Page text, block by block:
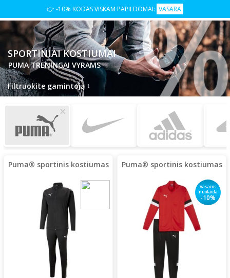
👉 -10% KODAS VISKAM PAPILDOMAI: VASARA
Filtruokite gamintoją ↓
SPORTINIAI KOSTIUMAI
PUMA TRENINGAI VYRAMS
×
Puma® sportinis kostiumas Puma® sportinis kostiumas
Vasaros
nuolaida
-10%